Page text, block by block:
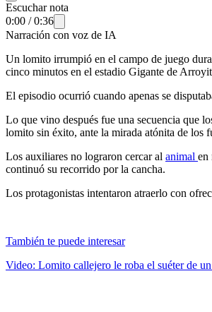
Escuchar nota
0:00 /0:36
Narración con voz de IA
Un lomito irrumpió en el campo de juego
cinco minutos en el estadio Gigante de
El episodio ocurrió cuando apenas se
Lo que vino después fue una secuencia que
lomito sin éxito, ante la mirada atónita de los
Los auxiliares no lograron cercar al animal en
continuó su recorrido por la cancha.
Los protagonistas intentaron atraerlo con
También te puede interesar
Video: Lomito callejero le roba el suéter de